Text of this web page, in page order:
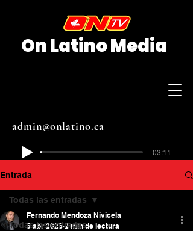
On Latino Media
admin@onlatino.ca
-03:11
Entrada
Todas las entradas
Todas las entradas
Fernando Mendoza Nivicela
5 abr 2025 2 min de lectura